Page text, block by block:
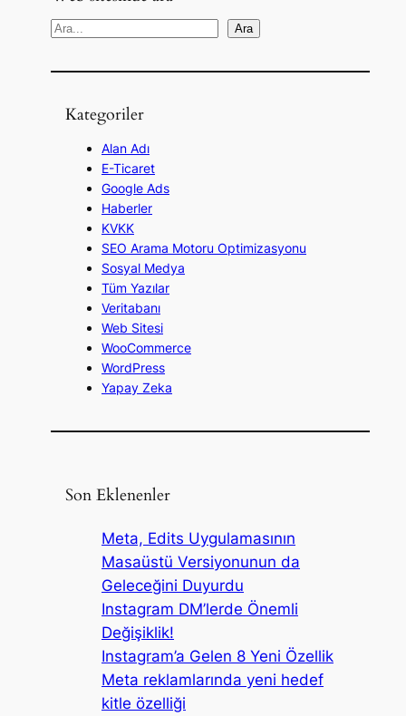
A
a
Ara
Kategoriler
Alan Adı
E-Ticaret
Google Ads
Haberler
KVKK
SEO Arama Motoru Optimizasyonu
Sosyal Medya
Tüm Yazılar
Veritabanı
Web Sitesi
WooCommerce
WordPress
Yapay Zeka
Son Eklenenler
Meta, Edits Uygulamasının
Masaüstü Versiyonunun da
Geleceğini Duyurdu
Instagram DM’lerde Önemli
Değişiklik!
Instagram’a Gelen 8 Yeni Özellik
Meta reklamlarında yeni hedef
kitle özelliği